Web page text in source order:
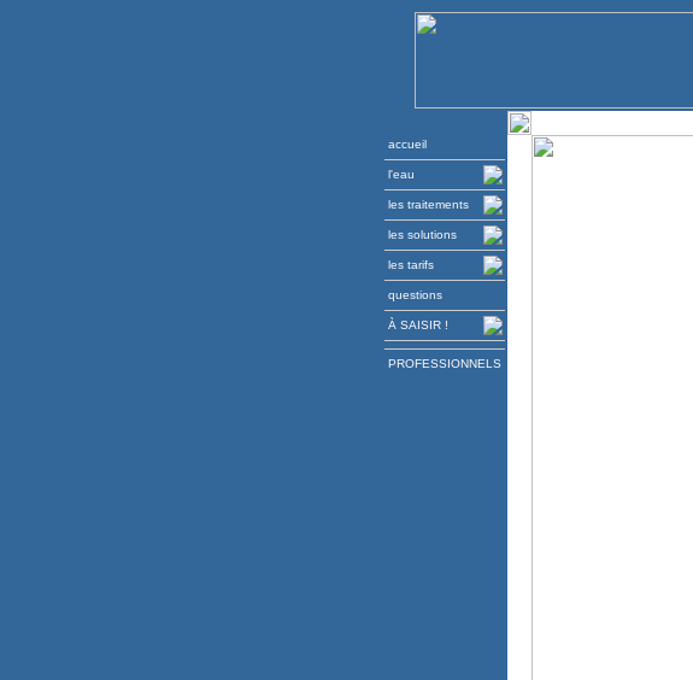
accueil
l'eau
les traitements
les solutions
les tarifs
questions
À SAISIR !
PROFESSIONNELS